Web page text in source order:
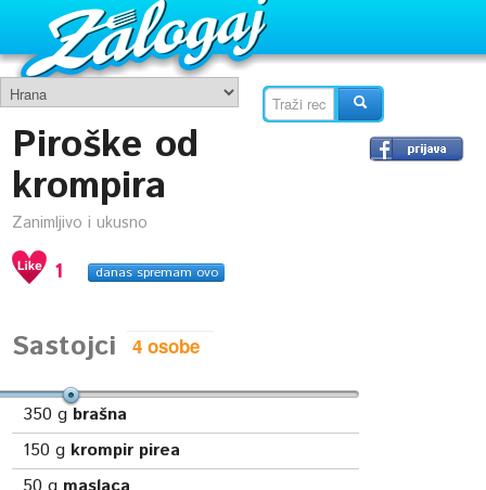
Piroške od
krompira
Zanimljivo i ukusno
1 danas spremam ovo
Sastojci
350 g brašna
150 g krompir pirea